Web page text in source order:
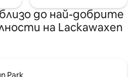
до най-добрите
на Lackawaxen